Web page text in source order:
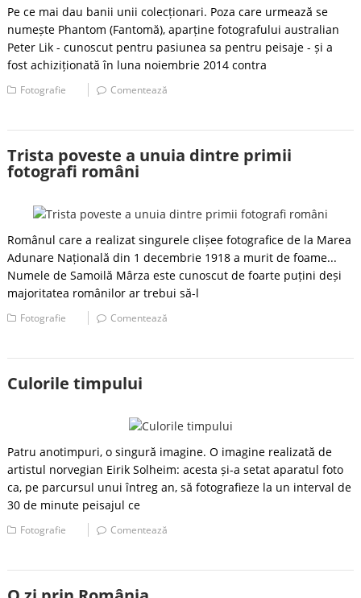
Pe ce mai dau banii unii colecționari. Poza care urmează se
numește Phantom (Fantomă), aparține fotografului australian
Peter Lik - cunoscut pentru pasiunea sa pentru peisaje - și a
fost achiziționată în luna noiembrie 2014 contra
Fotografie Comentează
Trista poveste a unuia dintre primii
fotografi români
Românul care a realizat singurele clișee fotografice de la Marea
Adunare Națională din 1 decembrie 1918 a murit de foame...
Numele de Samoilă Mârza este cunoscut de foarte puțini deși
majoritatea românilor ar trebui să-l
Fotografie Comentează
Culorile timpului
Patru anotimpuri, o singură imagine. O imagine realizată de
artistul norvegian Eirik Solheim: acesta și-a setat aparatul foto
ca, pe parcursul unui întreg an, să fotografieze la un interval de
30 de minute peisajul ce
Fotografie Comentează